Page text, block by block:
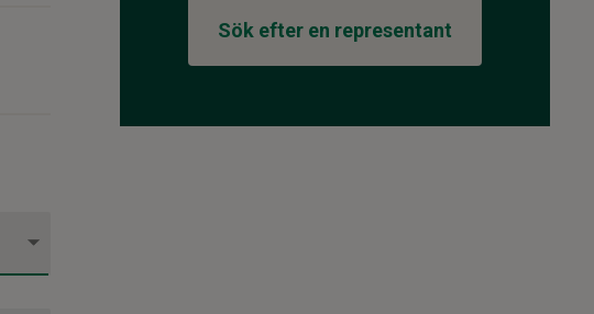
Sök efter en representant